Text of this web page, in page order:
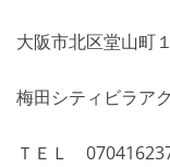
大阪市北区堂山町
梅田シティビラア
ＴＥＬ